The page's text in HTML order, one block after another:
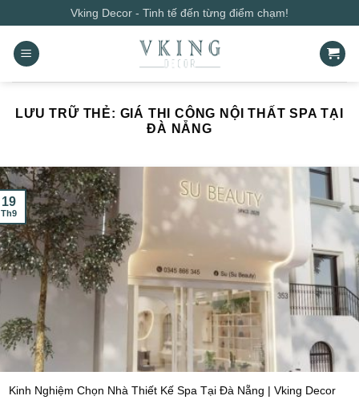
qua
nội
dung
Vking Decor - Tinh tế đến từng điểm chạm!
LƯU TRỮ THẺ: GIÁ THI CÔNG NỘI THẤT SPA TẠI
ĐÀ NẴNG
Kinh Nghiệm Chọn Nhà Thiết Kế Spa Tại Đà Nẵng | Vking Decor
19
Th9